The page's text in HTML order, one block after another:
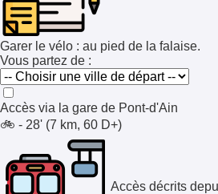
Garer le vélo : au pied de la falaise.
Vous partez de :
Accès via la gare de Pont-d'Ain
🚲 - 28' (7 km, 60 D+)
Accès décrits